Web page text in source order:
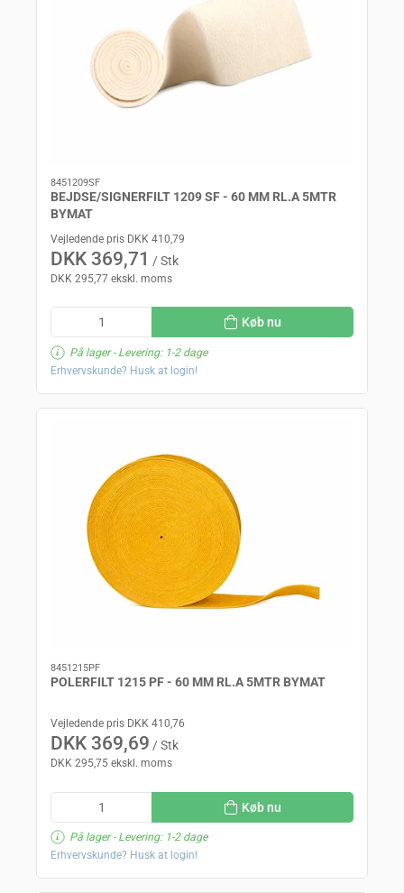
8451209SF
BEJDSE/SIGNERFILT 1209 SF - 60 MM RL.A 5MTR
BYMAT
Vejledende pris DKK 410,79
DKK 369,71 / Stk
DKK 295,77 ekskl. moms
Køb nu
På lager- Levering: 1-2 dage
Erhvervskunde? Husk at login!
8451215PF
POLERFILT 1215 PF - 60 MM RL.A 5MTR BYMAT
Vejledende pris DKK 410,76
DKK 369,69 / Stk
DKK 295,75 ekskl. moms
Køb nu
På lager- Levering: 1-2 dage
Erhvervskunde? Husk at login!